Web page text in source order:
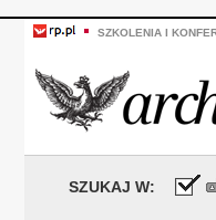
SZKOLENIA I
SZUKAJ W: